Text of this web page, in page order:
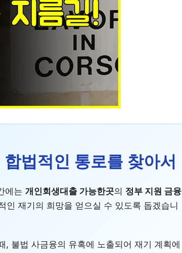
법적인 통로를 찾아서
에는개인회생대출 가능한곳의 정부 지원 금융
인 재기의 희망을 얻으실 수 있도록 돕겠습니
불법 사금융의 유혹에 노출되어 재기 계획에